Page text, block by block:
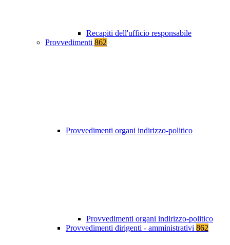
Recapiti dell'ufficio responsabile
Provvedimenti 862
Provvedimenti organi indirizzo-politico
Provvedimenti organi indirizzo-politico
Provvedimenti dirigenti - amministrativi 862